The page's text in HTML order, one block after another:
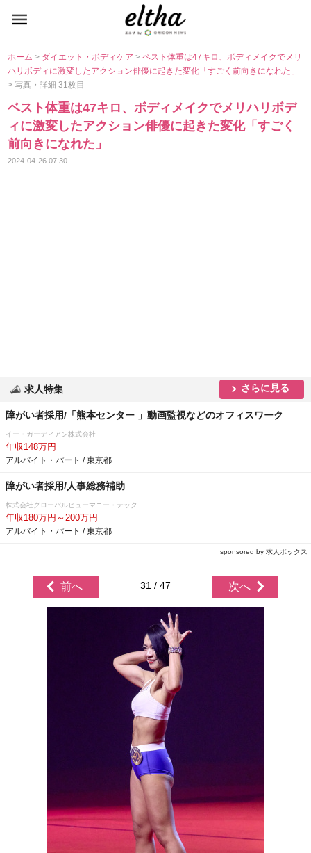
ホーム> ダイエット・ボディケア>ベスト体重は47キロ、ボディメイクでメリ
ハリボディに激変したアクション俳優に起きた変化「すごく前向きになれた」
> 写真・詳細 31枚目
ベスト体重は47キロ、ボディメイクでメリハリボデ
ィに激変したアクション俳優に起きた変化「すごく
前向きになれた」
2024-04-26 07:30
求人特集 さらに見る
障がい者採用/「熊本センター 」動画監視などのオフィスワーク
イー・ガーディアン株式会社
年収148万円
アルバイト・パート / 東京都
障がい者採用/人事総務補助
株式会社グローバルヒューマニー・テック
年収180万円～200万円
アルバイト・パート / 東京都
sponsored by 求人ボックス
前へ 31 / 47 次へ